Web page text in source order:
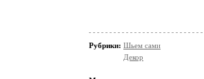
Рубрики: Шьем сами
Декор